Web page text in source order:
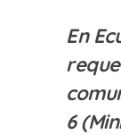
En
6 (